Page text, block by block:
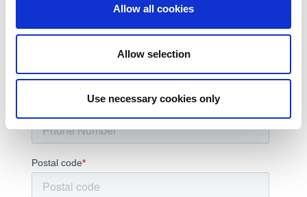
Allow all cookies
Allow selection
Use necessary cookies only